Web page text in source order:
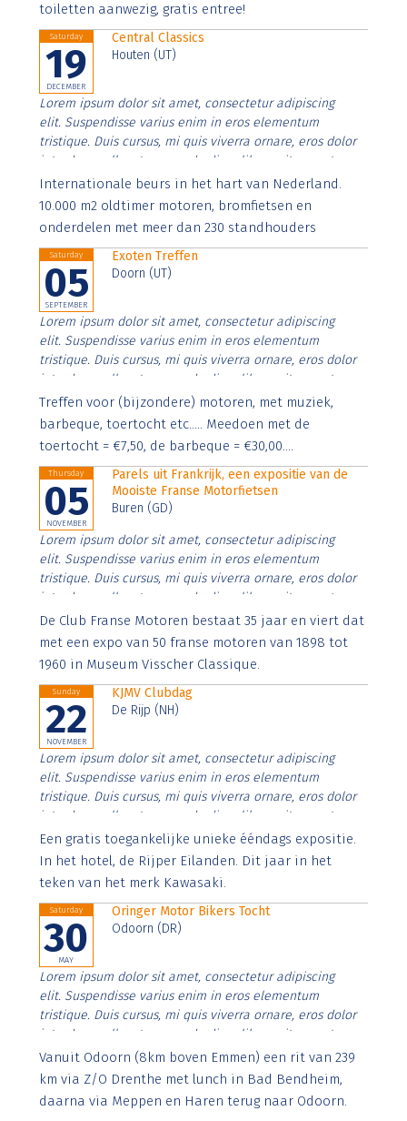
toiletten aanwezig, gratis entree!
Saturday
19
DECEMBER
Central Classics
Houten (UT)
Lorem ipsum dolor sit amet, consectetur adipiscing
elit. Suspendisse varius enim in eros elementum
tristique. Duis cursus, mi quis viverra ornare, eros dolor
interdum nulla, ut commodo diam libero vitae erat.
Aenean faucibus nibh et justo cursus id rutrum lorem
imperdiet. Nunc ut sem vitae risus tristique posuere.
Internationale beurs in het hart van Nederland.
10.000 m2 oldtimer motoren, bromfietsen en
onderdelen met meer dan 230 standhouders
Saturday
05
SEPTEMBER
Exoten Treffen
Doorn (UT)
Lorem ipsum dolor sit amet, consectetur adipiscing
elit. Suspendisse varius enim in eros elementum
tristique. Duis cursus, mi quis viverra ornare, eros dolor
interdum nulla, ut commodo diam libero vitae erat.
Aenean faucibus nibh et justo cursus id rutrum lorem
imperdiet. Nunc ut sem vitae risus tristique posuere.
Treffen voor (bijzondere) motoren, met muziek,
barbeque, toertocht etc..... Meedoen met de
toertocht = €7,50, de barbeque = €30,00....
Thursday
05
NOVEMBER
Parels uit Frankrijk, een expositie van de
Mooiste Franse Motorfietsen
Buren (GD)
Lorem ipsum dolor sit amet, consectetur adipiscing
elit. Suspendisse varius enim in eros elementum
tristique. Duis cursus, mi quis viverra ornare, eros dolor
interdum nulla, ut commodo diam libero vitae erat.
Aenean faucibus nibh et justo cursus id rutrum lorem
imperdiet. Nunc ut sem vitae risus tristique posuere.
De Club Franse Motoren bestaat 35 jaar en viert dat
met een expo van 50 franse motoren van 1898 tot
1960 in Museum Visscher Classique.
Sunday
22
NOVEMBER
KJMV Clubdag
De Rijp (NH)
Lorem ipsum dolor sit amet, consectetur adipiscing
elit. Suspendisse varius enim in eros elementum
tristique. Duis cursus, mi quis viverra ornare, eros dolor
interdum nulla, ut commodo diam libero vitae erat.
Aenean faucibus nibh et justo cursus id rutrum lorem
imperdiet. Nunc ut sem vitae risus tristique posuere.
Een gratis toegankelijke unieke ééndags expositie.
In het hotel, de Rijper Eilanden. Dit jaar in het
teken van het merk Kawasaki.
Saturday
30
MAY
Oringer Motor Bikers Tocht
Odoorn (DR)
Lorem ipsum dolor sit amet, consectetur adipiscing
elit. Suspendisse varius enim in eros elementum
tristique. Duis cursus, mi quis viverra ornare, eros dolor
interdum nulla, ut commodo diam libero vitae erat.
Aenean faucibus nibh et justo cursus id rutrum lorem
imperdiet. Nunc ut sem vitae risus tristique posuere.
Vanuit Odoorn (8km boven Emmen) een rit van 239
km via Z/O Drenthe met lunch in Bad Bendheim,
daarna via Meppen en Haren terug naar Odoorn.